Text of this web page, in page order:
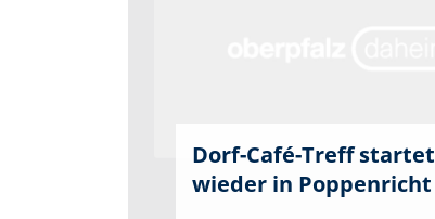
Dorf-Café-Treff startet
wieder in Poppenricht